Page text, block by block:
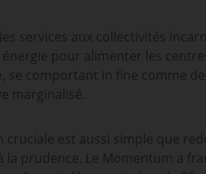
services aux collectivités
pour alimenter les
se comportant in fine comme
marginalisé.
cruciale est aussi simple que
la prudence. Le Momentum a